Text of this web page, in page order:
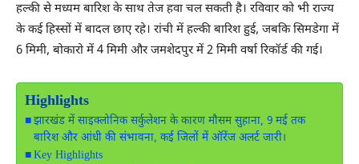
हल्की से मध्यम बारिश के साथ तेज हवा चल सकती है। रविवार को भी राज्य
के कई हिस्सों में बादल छाए रहे। रांची में हल्की बारिश हुई, जबकि सिमडेगा में
6 मिमी, बोकारो में 4 मिमी और जमशेदपुर में 2 मिमी वर्षा रिकॉर्ड की गई।
Highlights
झारखंड में साइक्लोनिक सर्कुलेशन के कारण मौसम सुहाना, 9 मई तक
बारिश और आंधी की संभावना, कई जिलों में ऑरेंज अलर्ट जारी।
Key Highlights